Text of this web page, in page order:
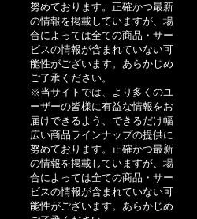
可能なカードローン14選！
のは？
努めております。正確かつ最新
の情報を掲載していますが、場
合によっては全ての商品・サー
ビスの情報が含まれていない可
能性がございます。あらかじめ
ご了承ください。
※当サイトでは、より多くのユ
ーザーの皆様に有益な情報をお
届けできるよう、できるだけ幅
広い商品ラインナップの提供に
努めております。正確かつ最新
の情報を掲載していますが、場
合によっては全ての商品・サー
ビスの情報が含まれていない可
能性がございます。あらかじめ